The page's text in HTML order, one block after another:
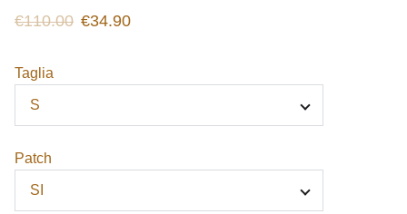
€110.00 €34.90
Taglia
Patch